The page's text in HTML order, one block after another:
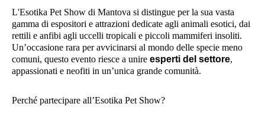
L'Esotika Pet Show di Mantova si distingue per la sua vasta
gamma di espositori e attrazioni dedicate agli animali esotici, dai
rettili e anfibi agli uccelli tropicali e piccoli mammiferi insoliti.
Un’occasione rara per avvicinarsi al mondo delle specie meno
comuni, questo evento riesce a unire esperti del settore,
appassionati e neofiti in un’unica grande comunità.
Perché partecipare all’Esotika Pet Show?